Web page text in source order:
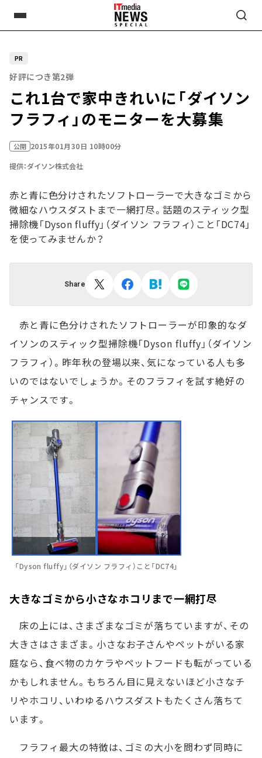
PR
好評につき第2弾
これ1台で家中きれいに――「ダイソン
フラフィ」のモニターを大募集
公開 2015年01月30日 10時00分
提供：ダイソン株式会社
赤と青に色分けされたソフトローラーで大きなゴミから
微細なハウスダストまで一網打尽。話題のスティック型
掃除機「Dyson fluffy」（ダイソン フラフィ）こと「DC74」
を使ってみませんか？
Share
赤と青に色分けされたソフトローラーが印象的なダ
イソンのスティック型掃除機「Dyson fluffy」（ダイソン
フラフィ）。昨年秋の登場以来、気になっている人も多
いのではないでしょうか。そのフラフィを試す絶好の
チャンスです。
「Dyson fluffy」（ダイソン フラフィ）こと「DC74」
大きなゴミから小さなホコリまで一網打尽
床の上には、さまざまなゴミが落ちていますが、その
大きさはさまざま。小さなお子さんやペットがいる家
庭なら、食べ物のカケラやペットフードも転がっている
かもしれません。もちろん目に見えないほど小さなチ
リやホコリ、いわゆるハウスダストもたくさん落ちて
います。
フラフィ最大の特徴は、ゴミの大小を問わず同時に